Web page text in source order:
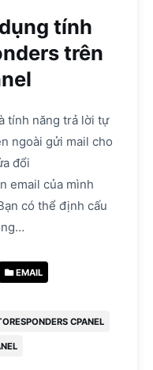
tính
trên
tính năng trả lời tự
ngoài gửi mail cho
đổi
email của mình
có thể định cấu
EMAIL
CPANEL